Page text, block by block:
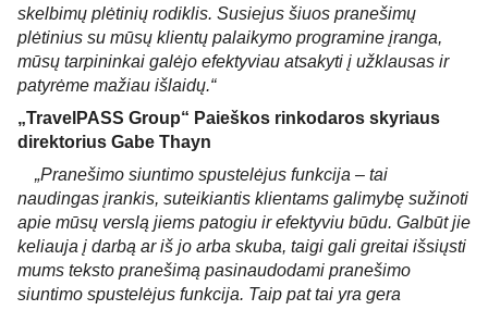
skelbimų plėtinių rodiklis. Susiejus šiuos pranešimų
plėtinius su mūsų klientų palaikymo programine įranga,
mūsų tarpininkai galėjo efektyviau atsakyti į užklausas ir
patyrėme mažiau išlaidų.“
„TravelPASS Group“ Paieškos rinkodaros skyriaus
direktorius Gabe Thayn
„Pranešimo siuntimo spustelėjus funkcija – tai
naudingas įrankis, suteikiantis klientams galimybę sužinoti
apie mūsų verslą jiems patogiu ir efektyviu būdu. Galbūt jie
keliauja į darbą ar iš jo arba skuba, taigi gali greitai išsiųsti
mums teksto pranešimą pasinaudodami pranešimo
siuntimo spustelėjus funkcija. Taip pat tai yra gera